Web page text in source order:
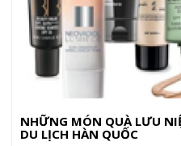
NHỮNG MÓN QUÀ LƯU
DU LỊCH HÀN QUỐC